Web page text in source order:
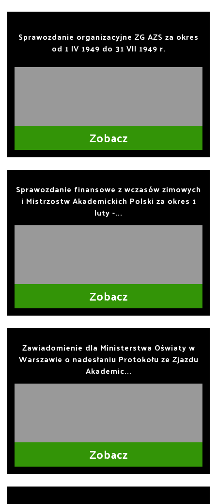
Sprawozdanie organizacyjne ZG AZS za okres
od 1 IV 1949 do 31 VII 1949 r.
Zobacz
Sprawozdanie finansowe z wczasów zimowych
i Mistrzostw Akademickich Polski za okres 1
luty -...
Zobacz
Zawiadomienie dla Ministerstwa Oświaty w
Warszawie o nadesłaniu Protokołu ze Zjazdu
Akademic...
Zobacz